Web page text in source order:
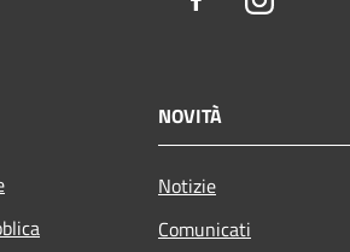
NOVITÀ
Notizie
Comunicati